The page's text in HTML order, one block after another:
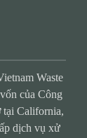
Waste
của Công
tại California,
dịch vụ xử